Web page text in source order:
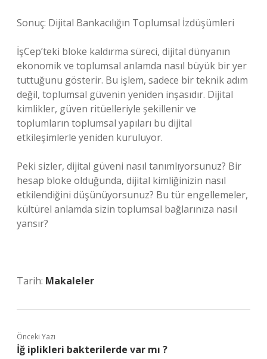
Sonuç: Dijital Bankacılığın Toplumsal İzdüşümleri
İşCep’teki bloke kaldırma süreci, dijital dünyanın
ekonomik ve toplumsal anlamda nasıl büyük bir yer
tuttuğunu gösterir. Bu işlem, sadece bir teknik adım
değil, toplumsal güvenin yeniden inşasıdır. Dijital
kimlikler, güven ritüelleriyle şekillenir ve
toplumların toplumsal yapıları bu dijital
etkileşimlerle yeniden kuruluyor.
Peki sizler, dijital güveni nasıl tanımlıyorsunuz? Bir
hesap bloke olduğunda, dijital kimliğinizin nasıl
etkilendiğini düşünüyorsunuz? Bu tür engellemeler,
kültürel anlamda sizin toplumsal bağlarınıza nasıl
yansır?
Tarih: Makaleler
Önceki Yazı
İğ iplikleri bakterilerde var mı ?